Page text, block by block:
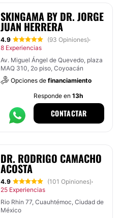
SKINGAMA BY DR. JORGE
JUAN HERRERA
4.9 (93 Opiniones)·
8 Experiencias
Av. Miguel Ángel de Quevedo, plaza
MAQ 310, 2o piso, Coyoacán
Opciones de financiamiento
Responde en 13h
CONTACTAR
DR. RODRIGO CAMACHO
ACOSTA
4.9 (101 Opiniones)·
25 Experiencias
Rio Rhin 77, Cuauhtémoc, Ciudad de
México